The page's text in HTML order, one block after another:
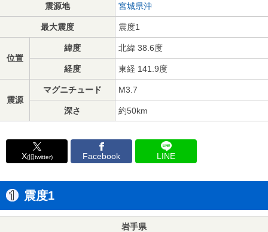
震源地 宮城県沖
最大震度 震度1
位置
緯度 北緯 38.6度
経度 東経 141.9度
震源
マグニチュード M3.7
深さ 約50km
X(旧twitter) Facebook LINE
震度1
岩手県